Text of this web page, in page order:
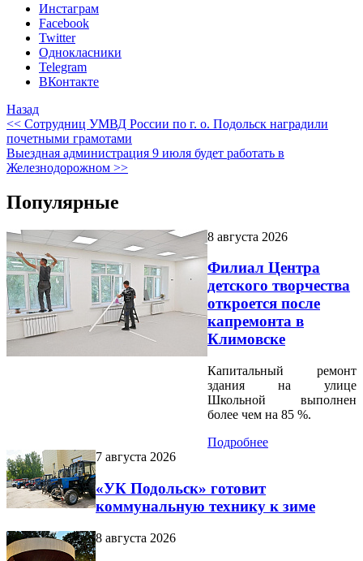
Инстаграм
Facebook
Twitter
Однокласники
Telegram
ВКонтакте
Назад
<< Сотрудниц УМВД России по г. о. Подольск наградили
почетными грамотами
Выездная администрация 9 июля будет работать в
Железнодорожном >>
Популярные
8 августа 2026
Филиал Центра
детского творчества
откроется после
капремонта в
Климовске
Капитальный ремонт
здания на улице
Школьной выполнен
более чем на 85 %.
Подробнее
7 августа 2026
«УК Подольск» готовит
коммунальную технику к зиме
8 августа 2026